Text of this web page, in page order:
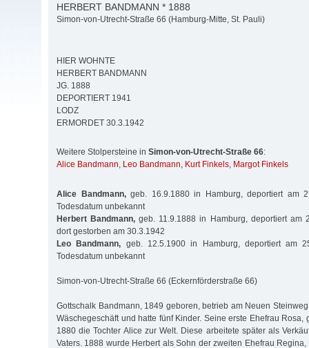
HERBERT BANDMANN * 1888
Simon-von-Utrecht-Straße 66 (Hamburg-Mitte, St. Pauli)
HIER WOHNTE
HERBERT BANDMANN
JG. 1888
DEPORTIERT 1941
LODZ
ERMORDET 30.3.1942
Weitere Stolpersteine in Simon-von-Utrecht-Straße 66:
Alice Bandmann, Leo Bandmann, Kurt Finkels, Margot Finkels
Alice Bandmann,geb. 16.9.1880 in Hamburg, deportiert am
Todesdatum unbekannt
Herbert Bandmann, geb. 11.9.1888 in Hamburg, deportiert am
dort gestorben am 30.3.1942
Leo Bandmann, geb. 12.5.1900 in Hamburg, deportiert am
Todesdatum unbekannt
Simon-von-Utrecht-Straße 66 (Eckernförderstraße 66)
Gottschalk Bandmann, 1849 geboren, betrieb am Neuen
Wäschegeschäft und hatte fünf Kinder. Seine erste Ehefrau Rosa,
1880 die Tochter Alice zur Welt. Diese arbeitete später als
Vaters. 1888 wurde Herbert als Sohn der zweiten Ehefrau